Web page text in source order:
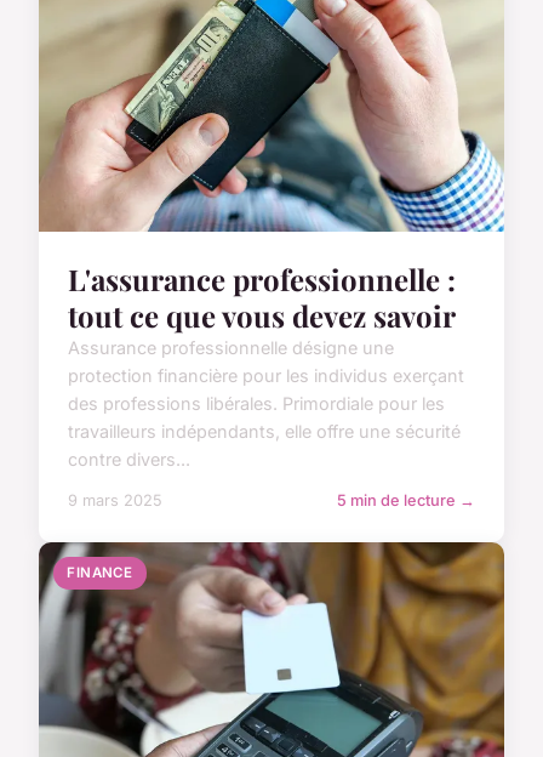
L'assurance professionnelle :
tout ce que vous devez savoir
Assurance professionnelle désigne une
protection financière pour les individus exerçant
des professions libérales. Primordiale pour les
travailleurs indépendants, elle offre une sécurité
contre divers...
9 mars 2025 5 min de lecture →
FINANCE